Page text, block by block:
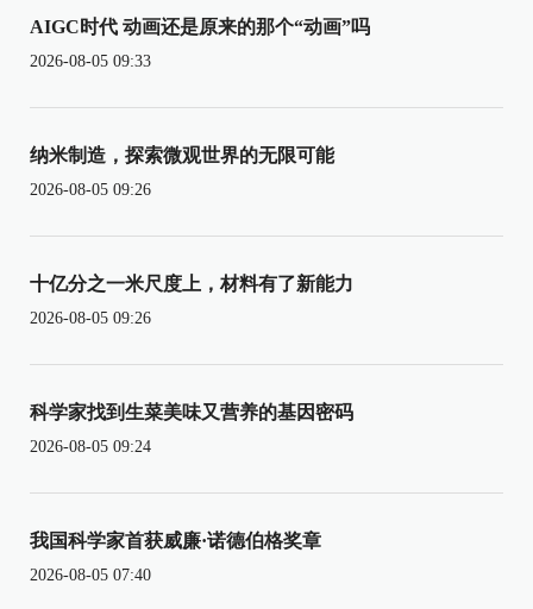
AIGC时代 动画还是原来的那个“动画”吗
2026-08-05 09:33
纳米制造，探索微观世界的无限可能
2026-08-05 09:26
十亿分之一米尺度上，材料有了新能力
2026-08-05 09:26
科学家找到生菜美味又营养的基因密码
2026-08-05 09:24
我国科学家首获威廉·诺德伯格奖章
2026-08-05 07:40